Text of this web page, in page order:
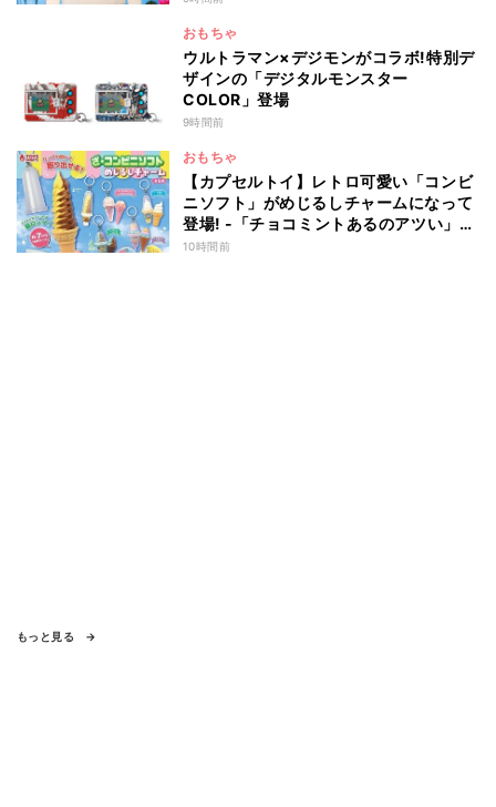
おもちゃ
ウルトラマン×デジモンがコラボ!特別デ
ザインの「デジタルモンスター
COLOR」登場
9時間前
おもちゃ
【カプセルトイ】レトロ可愛い「コンビ
ニソフト」がめじるしチャームになって
登場! -「チョコミントあるのアツい」
「中身出せるのたのしい」と話題
10時間前
もっと見る